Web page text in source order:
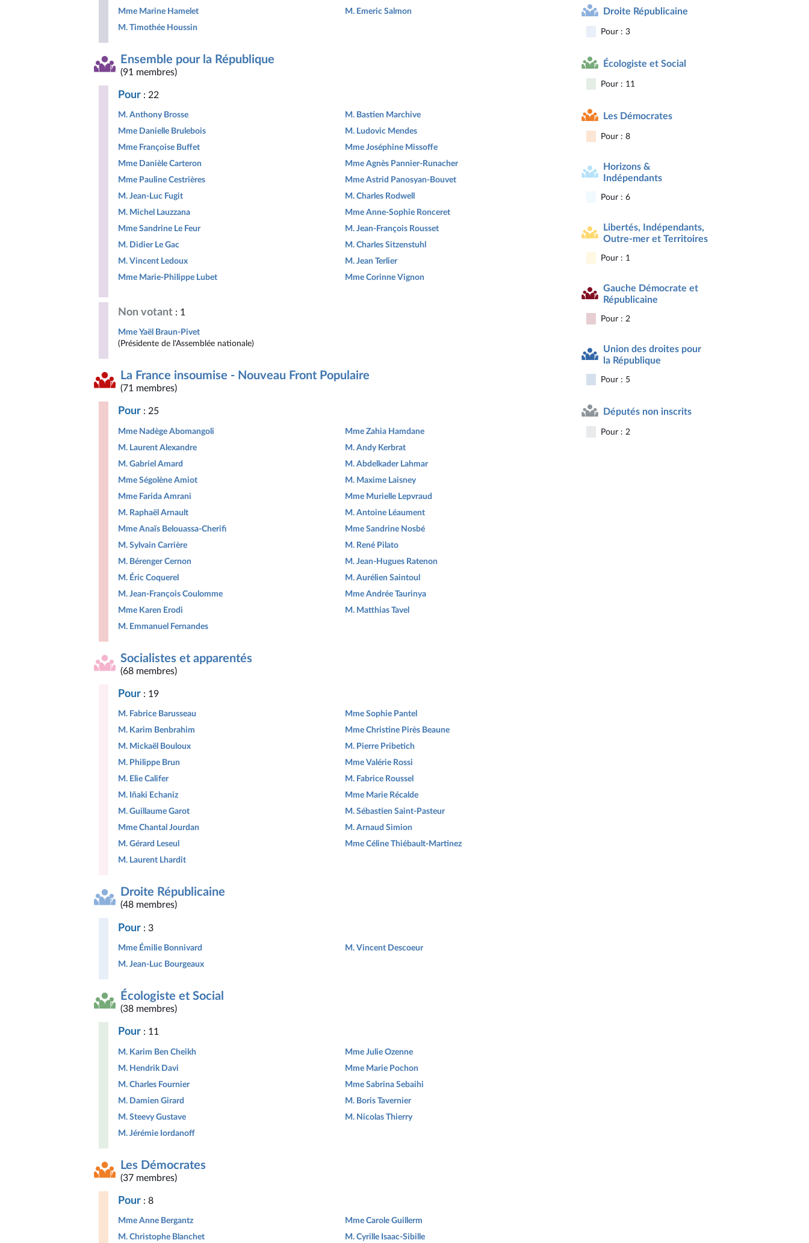
Mme Marine Hamelet
M. Timothée Houssin
M. Emeric Salmon
Ensemble pour la République
(91 membres)
Pour : 22
M. Anthony Brosse
Mme Danielle Brulebois
Mme Françoise Buffet
Mme Danièle Carteron
Mme Pauline Cestrières
M. Jean-Luc Fugit
M. Michel Lauzzana
Mme Sandrine Le Feur
M. Didier Le Gac
M. Vincent Ledoux
Mme Marie-Philippe Lubet
M. Bastien Marchive
M. Ludovic Mendes
Mme Joséphine Missoffe
Mme Agnès Pannier-Runacher
Mme Astrid Panosyan-Bouvet
M. Charles Rodwell
Mme Anne-Sophie Ronceret
M. Jean-François Rousset
M. Charles Sitzenstuhl
M. Jean Terlier
Mme Corinne Vignon
Non votant : 1
Mme Yaël Braun-Pivet
(Présidente de l'Assemblée nationale)
La France insoumise - Nouveau Front Populaire
(71 membres)
Pour : 25
Mme Nadège Abomangoli
M. Laurent Alexandre
M. Gabriel Amard
Mme Ségolène Amiot
Mme Farida Amrani
M. Raphaël Arnault
Mme Anaïs Belouassa-Cherifi
M. Sylvain Carrière
M. Bérenger Cernon
M. Éric Coquerel
M. Jean-François Coulomme
Mme Karen Erodi
M. Emmanuel Fernandes
Mme Zahia Hamdane
M. Andy Kerbrat
M. Abdelkader Lahmar
M. Maxime Laisney
Mme Murielle Lepvraud
M. Antoine Léaument
Mme Sandrine Nosbé
M. René Pilato
M. Jean-Hugues Ratenon
M. Aurélien Saintoul
Mme Andrée Taurinya
M. Matthias Tavel
Socialistes et apparentés
(68 membres)
Pour : 19
M. Fabrice Barusseau
M. Karim Benbrahim
M. Mickaël Bouloux
M. Philippe Brun
M. Elie Califer
M. Iñaki Echaniz
M. Guillaume Garot
Mme Chantal Jourdan
M. Gérard Leseul
M. Laurent Lhardit
Mme Sophie Pantel
Mme Christine Pirès Beaune
M. Pierre Pribetich
Mme Valérie Rossi
M. Fabrice Roussel
Mme Marie Récalde
M. Sébastien Saint-Pasteur
M. Arnaud Simion
Mme Céline Thiébault-Martinez
Droite Républicaine
(48 membres)
Pour : 3
Mme Émilie Bonnivard
M. Jean-Luc Bourgeaux
M. Vincent Descoeur
Écologiste et Social
(38 membres)
Pour : 11
M. Karim Ben Cheikh
M. Hendrik Davi
M. Charles Fournier
M. Damien Girard
M. Steevy Gustave
M. Jérémie Iordanoff
Mme Julie Ozenne
Mme Marie Pochon
Mme Sabrina Sebaihi
M. Boris Tavernier
M. Nicolas Thierry
Les Démocrates
(37 membres)
Pour : 8
Mme Anne Bergantz
M. Christophe Blanchet
Mme Carole Guillerm
M. Cyrille Isaac-Sibille
Droite Républicaine
Pour : 3
Écologiste et Social
Pour : 11
Les Démocrates
Pour : 8
Horizons &
Indépendants
Pour : 6
Libertés, Indépendants,
Outre-mer et Territoires
Pour : 1
Gauche Démocrate et
Républicaine
Pour : 2
Union des droites pour
la République
Pour : 5
Députés non inscrits
Pour : 2